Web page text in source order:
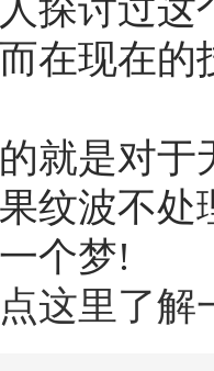
探讨过
在现在
是对于
纹波不处
个梦!
这里了解